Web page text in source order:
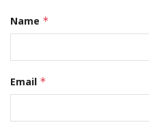
Name *
Email *